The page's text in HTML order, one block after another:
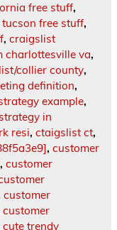
free stuff,
free stuff,
, craigslist
charlottesville va,
collier county,
definition,
example,
in
resi, ctaigslist ct,
, customer
, customer
customer
customer
cute trendy